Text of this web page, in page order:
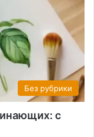
Без рубрики
с